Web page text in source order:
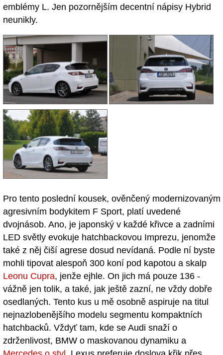
emblémy L. Jen pozornějším decentní nápisy Hybrid
neunikly.
Pro tento poslední kousek, ověnčený modernizovaným
agresivním bodykitem F Sport, platí uvedené
dvojnásob. Ano, je japonský v každé křivce a zadními
LED světly evokuje hatchbackovou Imprezu, jenomže
také z něj čiší agrese dosud nevídaná. Podle ní byste
mohli tipovat alespoň 300 koní pod kapotou a skalp
Leonu Cupra, jenže ejhle. On jich má pouze 136 -
vážně jen tolik, a také, jak ještě zazní, ne vždy dobře
osedlaných. Tento kus u mě osobně aspiruje na titul
nejnazlobenějšího modelu segmentu kompaktních
hatchbacků. Vždyť tam, kde se Audi snaží o
zdrženlivost, BMW o maskovanou dynamiku a